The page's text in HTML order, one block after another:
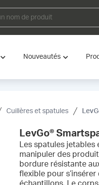
Nouveautés
Cuillères et spatules
LevGo®
Les spatules
manipuler des
bordure résistante
flexible pour